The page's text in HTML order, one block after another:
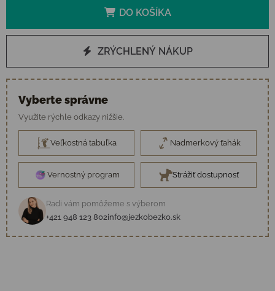
DO KOŠÍKA
ZRÝCHLENÝ NÁKUP
Vyberte správne
Využite rýchle odkazy nižšie.
Veľkostná tabuľka Nadmerkový ťahák
Vernostný program Strážiť dostupnosť
Radi vám pomôžeme s výberom
+421 948 123 802info@jezkobezko.sk